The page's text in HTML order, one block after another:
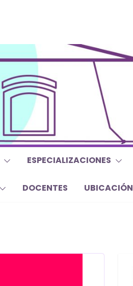
ESPECIALIZACIONES
DOCENTES UBICACIÓN